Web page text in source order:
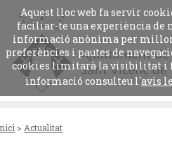
Aquest lloc web fa servir
faciliar-te una experiència de
informació anònima per
preferències i pautes de
cookies limitarà la visibilitat i
informació consulteu l´avis
> Actualitat